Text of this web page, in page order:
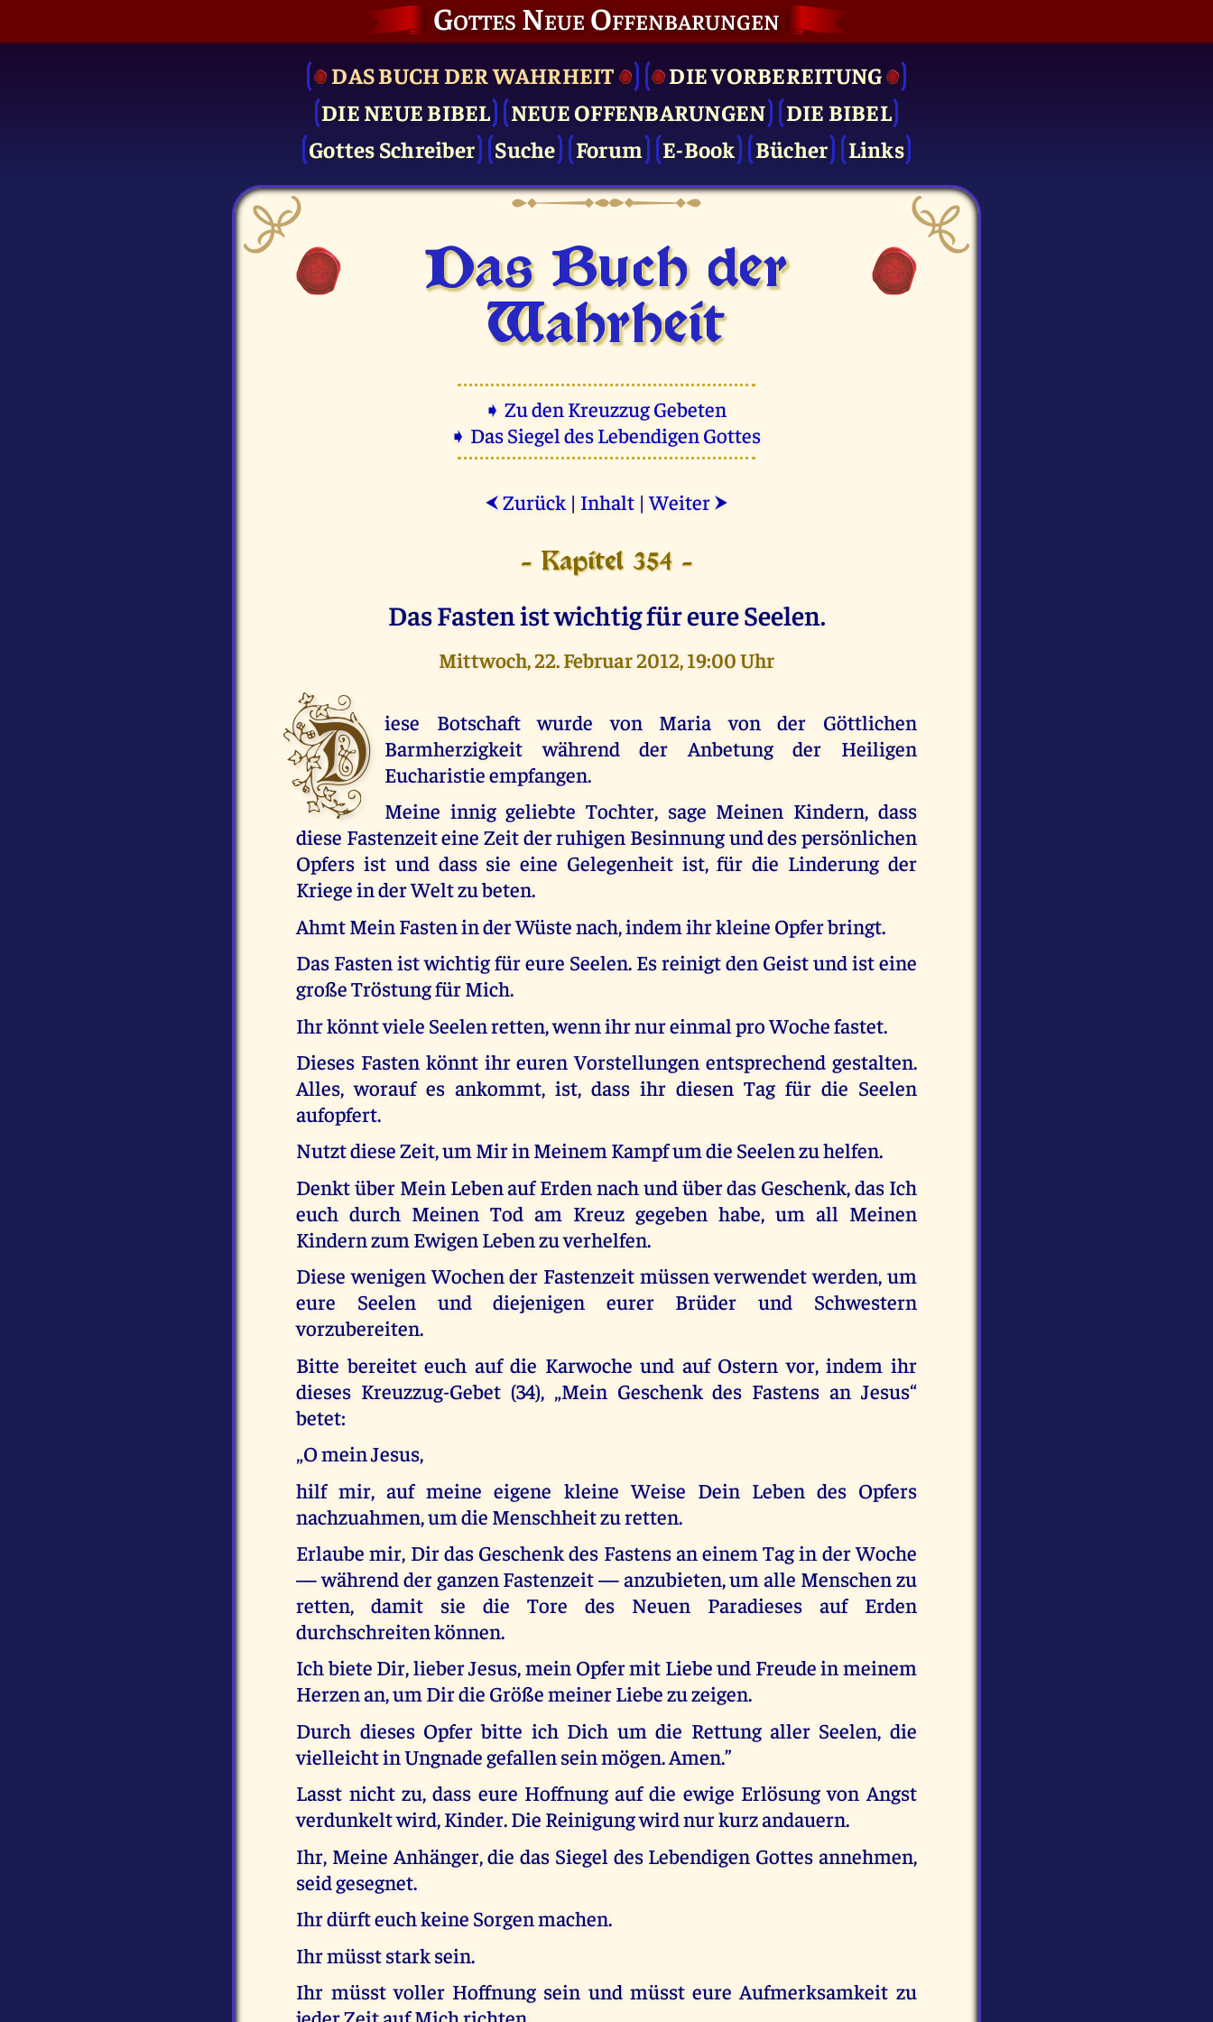
Gottes Neue Offenbarungen
DAS BUCH DER WAHRHEIT
DIE VOR­BEREITUNG
DIE NEUE BIBEL
NEUE OFFENBARUNGEN
DIE BIBEL
Gottes Schreiber
Suche Forum E-Book Bücher Links
Das Buch der
Wahrheit
➧ Zu den Kreuzzug Gebeten
➧ Das Siegel des Lebendigen Gottes
⮜ Zurück | Inhalt |Weiter ⮞
- Kapitel 354 -
Das Fasten ist wichtig für eure Seelen.
Mittwoch, 22. Februar 2012, 19:00 Uhr
D iese Botschaft wurde von Maria von der Göttlichen
Barmherzigkeit während der Anbetung der Heiligen
Eucharistie empfangen.
Meine innig geliebte Tochter, sage Meinen Kindern, dass
diese Fastenzeit eine Zeit der ruhigen Besinnung und des persönlichen
Opfers ist und dass sie eine Gelegenheit ist, für die Linderung der
Kriege in der Welt zu beten.
Ahmt Mein Fasten in der Wüste nach, indem ihr kleine Opfer bringt.
Das Fasten ist wichtig für eure Seelen. Es reinigt den Geist und ist eine
große Tröstung für Mich.
Ihr könnt viele Seelen retten, wenn ihr nur einmal pro Woche fastet.
Dieses Fasten könnt ihr euren Vorstellungen entsprechend gestalten.
Alles, worauf es ankommt, ist, dass ihr diesen Tag für die Seelen
aufopfert.
Nutzt diese Zeit, um Mir in Meinem Kampf um die Seelen zu helfen.
Denkt über Mein Leben auf Erden nach und über das Geschenk, das Ich
euch durch Meinen Tod am Kreuz gegeben habe, um all Meinen
Kindern zum Ewigen Leben zu verhelfen.
Diese wenigen Wochen der Fastenzeit müssen verwendet werden, um
eure Seelen und diejenigen eurer Brüder und Schwestern
vorzubereiten.
Bitte bereitet euch auf die Karwoche und auf Ostern vor, indem ihr
dieses Kreuzzug-Gebet (34), „Mein Geschenk des Fastens an Jesus“
betet:
„O mein Jesus,
hilf mir, auf meine eigene kleine Weise Dein Leben des Opfers
nachzuahmen, um die Menschheit zu retten.
Erlaube mir, Dir das Geschenk des Fastens an einem Tag in der Woche
— während der ganzen Fastenzeit — anzubieten, um alle Menschen zu
retten, damit sie die Tore des Neuen Paradieses auf Erden
durchschreiten können.
Ich biete Dir, lieber Jesus, mein Opfer mit Liebe und Freude in meinem
Herzen an, um Dir die Größe meiner Liebe zu zeigen.
Durch dieses Opfer bitte ich Dich um die Rettung aller Seelen, die
vielleicht in Ungnade gefallen sein mögen. Amen.”
Lasst nicht zu, dass eure Hoffnung auf die ewige Erlösung von Angst
verdunkelt wird, Kinder. Die Reinigung wird nur kurz andauern.
Ihr, Meine Anhänger, die das Siegel des Lebendigen Gottes annehmen,
seid gesegnet.
Ihr dürft euch keine Sorgen machen.
Ihr müsst stark sein.
Ihr müsst voller Hoffnung sein und müsst eure Aufmerksamkeit zu